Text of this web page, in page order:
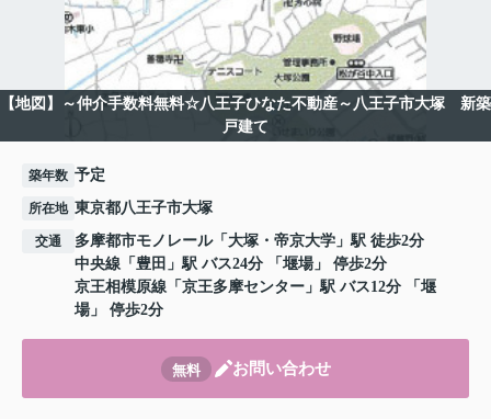
【地図】～仲介手数料無料☆八王子ひなた不動産～八王子市大塚 新築
戸建て
築年数 予定
所在地 東京都八王子市大塚
交通 多摩都市モノレール「 大塚・帝京大学 」駅 徒歩2分
中央線 「 豊田 」駅 バス24分 「堰場」 停歩2分
京王相模原線 「 京王多摩センター 」駅 バス12分 「堰
場」 停歩2分
無料 お問い合わせ